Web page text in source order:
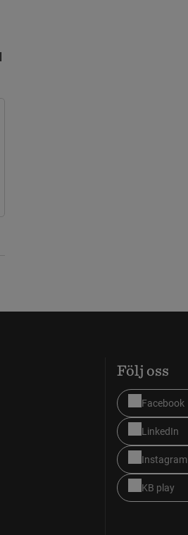
Följ oss
Facebook
LinkedIn
Instagram
KB play